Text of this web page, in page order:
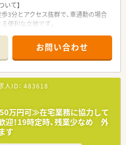
いて】
3分とアクセス抜群で、車通勤の場合
便利な立地です。
力も磨けます。
の体制で、経験豊富な事務スタッフ
サポートしています。
2店舗を展開しており、代表自身も
で活躍する法人です。
働き方を推奨しており、仕事とプライ
大切にする社風です。
、薬剤師としてのスキルだけでなく薬
なく伝授しています。
お問い合わせ
人ID： 483618
万円可≫在宅業務に協力して
迎！19時定時、残業少なめ 外
す